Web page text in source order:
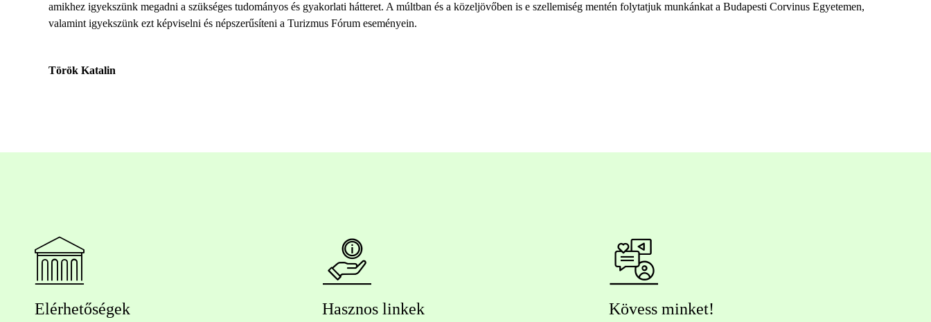
amikhez igyekszünk megadni a szükséges tudományos és gyakorlati hátteret. A múltban és a közeljövőben is e szellemiség mentén folytatjuk munkánkat a Budapesti Corvinus Egyetemen,
valamint igyekszünk ezt képviselni és népszerűsíteni a Turizmus Fórum eseményein.
Török Katalin
Elérhetőségek Hasznos linkek Kövess minket!